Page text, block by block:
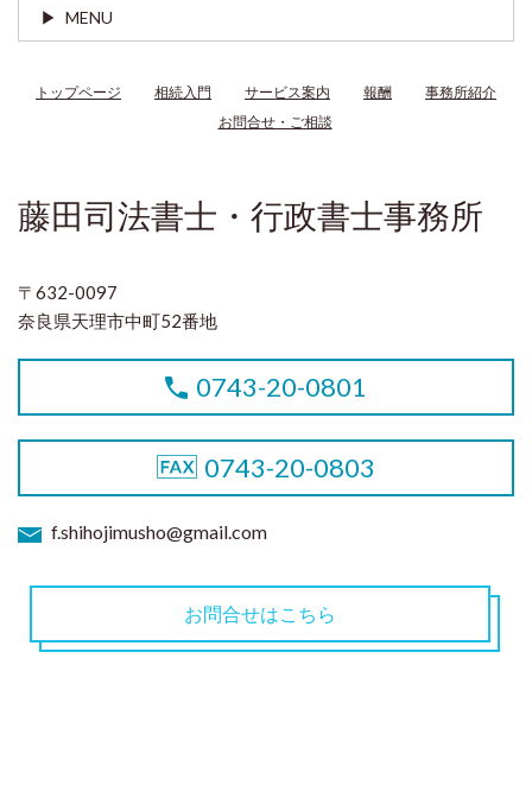
MENU
トップページ 相続入門 サービス案内 報酬
事務所紹介
お問合せ・ご相談
藤田司法書士・行政書士事務所
〒632-0097
奈良県天理市中町52番地
0743-20-0801
0743-20-0803
f.shihojimusho@gmail.com
お問合せはこちら